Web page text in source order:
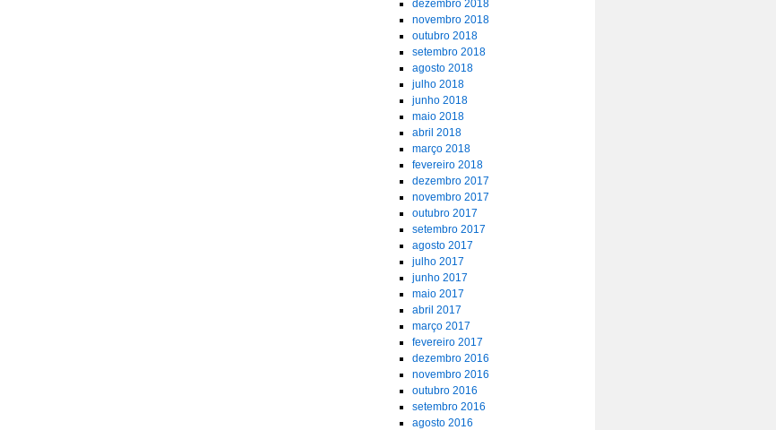
dezembro 2018
novembro 2018
outubro 2018
setembro 2018
agosto 2018
julho 2018
junho 2018
maio 2018
abril 2018
março 2018
fevereiro 2018
dezembro 2017
novembro 2017
outubro 2017
setembro 2017
agosto 2017
julho 2017
junho 2017
maio 2017
abril 2017
março 2017
fevereiro 2017
dezembro 2016
novembro 2016
outubro 2016
setembro 2016
agosto 2016